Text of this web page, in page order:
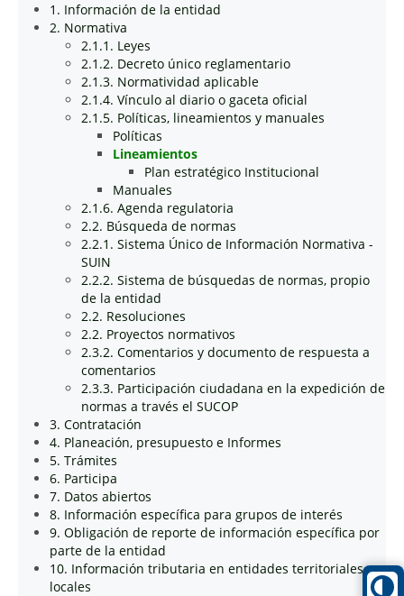
1. Información de la entidad
2. Normativa
2.1.1. Leyes
2.1.2. Decreto único reglamentario
2.1.3. Normatividad aplicable
2.1.4. Vínculo al diario o gaceta oficial
2.1.5. Políticas, lineamientos y manuales
Políticas
Lineamientos
Plan estratégico Institucional
Manuales
2.1.6. Agenda regulatoria
2.2. Búsqueda de normas
2.2.1. Sistema Único de Información Normativa -
SUIN
2.2.2. Sistema de búsquedas de normas, propio
de la entidad
2.2. Resoluciones
2.2. Proyectos normativos
2.3.2. Comentarios y documento de respuesta a
comentarios
2.3.3. Participación ciudadana en la expedición de
normas a través el SUCOP
3. Contratación
4. Planeación, presupuesto e Informes
5. Trámites
6. Participa
7. Datos abiertos
8. Información específica para grupos de interés
9. Obligación de reporte de información específica por
parte de la entidad
10. Información tributaria en entidades territoriales
locales